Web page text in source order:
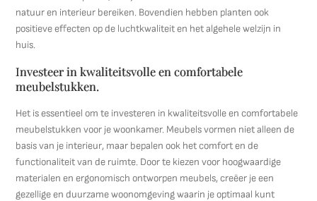
natuur en interieur bereiken. Bovendien hebben planten ook
positieve effecten op de luchtkwaliteit en het algehele welzijn in
huis.
Investeer in kwaliteitsvolle en comfortabele
meubelstukken.
Het is essentieel om te investeren in kwaliteitsvolle en comfortabele
meubelstukken voor je woonkamer. Meubels vormen niet alleen de
basis van je interieur, maar bepalen ook het comfort en de
functionaliteit van de ruimte. Door te kiezen voor hoogwaardige
materialen en ergonomisch ontworpen meubels, creëer je een
gezellige en duurzame woonomgeving waarin je optimaal kunt